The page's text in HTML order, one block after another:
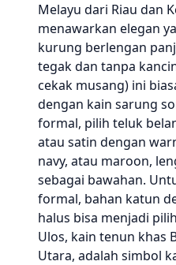
Melayu dari Riau dan
menawarkan elegan
kurung berlengan
tegak dan tanpa
cekak musang) ini
dengan kain sarung
formal, pilih teluk
atau satin dengan
navy, atau maroon,
sebagai bawahan.
formal, bahan katun
halus bisa menjadi
Ulos, kain tenun khas
Utara, adalah simbol